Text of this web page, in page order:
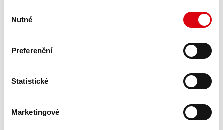
souhlasu
Nutné
Preferenční
Statistické
Marketingové
BUDOU IMPLEMENTOVÁNY TYTO OPTIMALIZACE:
Použití výhradně kontinuálních, plně vápenatých
mřížkových slitin s optimalizovanými vlastnostmi
velikosti H5/L2 až H8/L5 nebo částečných vápenatých
slitin pro nákladní vozy konstrukční velikosti A/B/C.
Díky snížené spotřebě vody a samovybíjení jsou
revidované typy Energy Bull bezúdržbové pro téměř